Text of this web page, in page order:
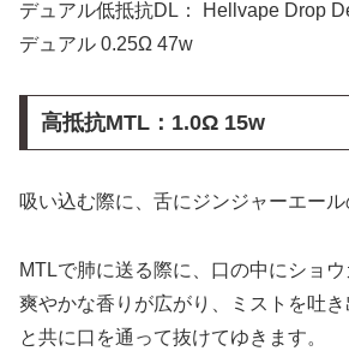
デュアル低抵抗DL： Hellvape Drop
デュアル 0.25Ω 47w
高抵抗MTL：1.0Ω 15w
吸い込む際に、舌にジンジャーエール
MTLで肺に送る際に、口の中にショ
爽やかな香りが広がり、ミストを吐
と共に口を通って抜けてゆきます。